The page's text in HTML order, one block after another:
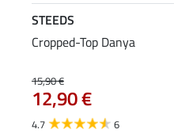
STEEDS
Cropped-Top Danya
15,90 €
12,90 €
4.7 6